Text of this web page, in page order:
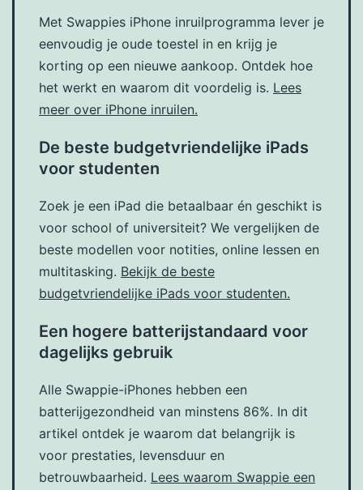
Met Swappies iPhone inruilprogramma lever je
eenvoudig je oude toestel in en krijg je
korting op een nieuwe aankoop. Ontdek hoe
het werkt en waarom dit voordelig is. Lees
meer over iPhone inruilen.
De beste budgetvriendelijke iPads
voor studenten
Zoek je een iPad die betaalbaar én geschikt is
voor school of universiteit? We vergelijken de
beste modellen voor notities, online lessen en
multitasking. Bekijk de beste
budgetvriendelijke iPads voor studenten.
Een hogere batterijstandaard voor
dagelijks gebruik
Alle Swappie-iPhones hebben een
batterijgezondheid van minstens 86%. In dit
artikel ontdek je waarom dat belangrijk is
voor prestaties, levensduur en
betrouwbaarheid. Lees waarom Swappie een